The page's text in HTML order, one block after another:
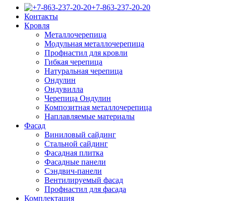
+7-863-237-20-20
Контакты
Кровля
Металлочерепица
Модульная металлочерепица
Профнастил для кровли
Гибкая черепица
Натуральная черепица
Ондулин
Ондувилла
Черепица Ондулин
Композитная металлочерепица
Наплавляемые материалы
Фасад
Виниловый сайдинг
Стальной сайдинг
Фасадная плитка
Фасадные панели
Сэндвич-панели
Вентилируемый фасад
Профнастил для фасада
Комплектация